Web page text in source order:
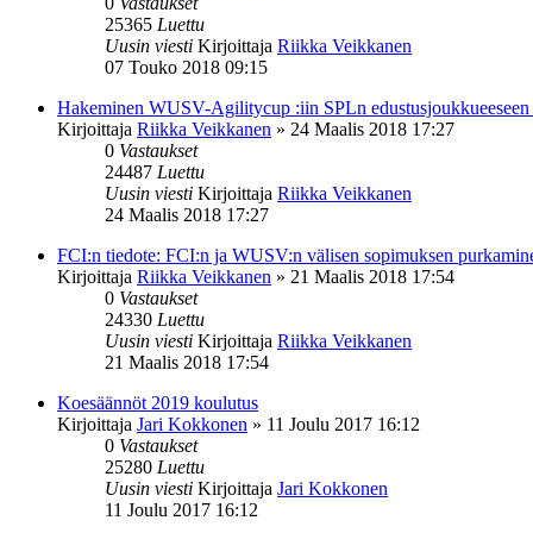
25365 Luettu
Uusin viesti Kirjoittaja Riikka Veikkanen
07 Touko 2018 09:15
Hakeminen WUSV-Agilitycup :iin SPLn edustusjoukkueeseen
Kirjoittaja Riikka Veikkanen » 24 Maalis 2018 17:27
0 Vastaukset
24487 Luettu
Uusin viesti Kirjoittaja Riikka Veikkanen
24 Maalis 2018 17:27
FCI:n tiedote: FCI:n ja WUSV:n välisen sopimuksen
Kirjoittaja Riikka Veikkanen » 21 Maalis 2018 17:54
0 Vastaukset
24330 Luettu
Uusin viesti Kirjoittaja Riikka Veikkanen
21 Maalis 2018 17:54
Koesäännöt 2019 koulutus
Kirjoittaja Jari Kokkonen » 11 Joulu 2017 16:12
0 Vastaukset
25280 Luettu
Uusin viesti Kirjoittaja Jari Kokkonen
11 Joulu 2017 16:12